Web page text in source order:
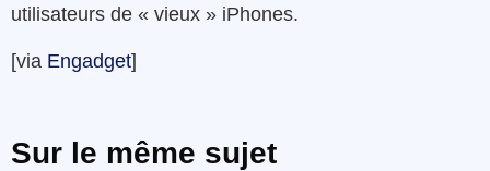
utilisateurs de « vieux » iPhones.
[via Engadget]
Sur le même sujet